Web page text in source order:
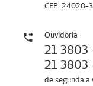
CEP: 24020-
Ouvidoria
21
21
de segunda a